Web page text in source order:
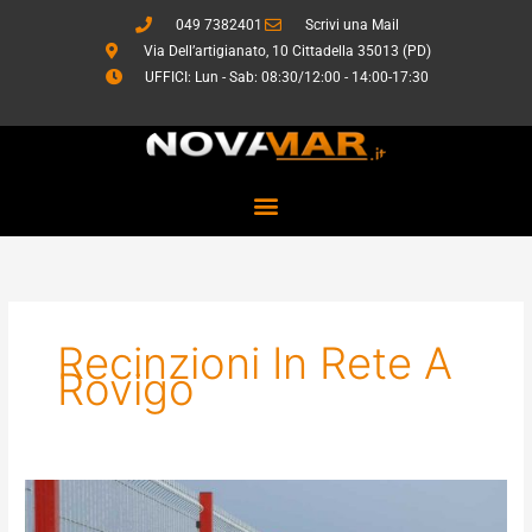
049 7382401
Scrivi una Mail
Via Dell’artigianato, 10 Cittadella 35013 (PD)
UFFICI: Lun - Sab: 08:30/12:00 - 14:00-17:30
Recinzioni In Rete A
Rovigo
Sistemi